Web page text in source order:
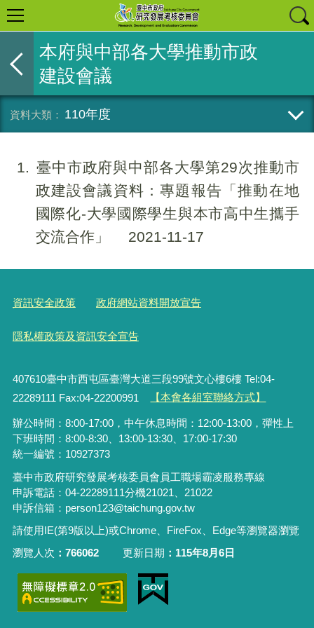
本府與中部各大學推動市政
建設會議
110年度
1
臺中市政府與中部各大學第29次推動市
政建設會議資料：專題報告「推動在地
國際化-大學國際學生與本市高中生攜手
交流合作」
2021-11-17
資訊安全政策 政府網站資料開放宣告
隱私權政策及資訊安全宣告
407610臺中市西屯區臺灣大道三段99號文心樓6樓 Tel:04-
22289111 Fax:04-22200991
【本會各組室聯絡方式】
辦公時間：8:00-17:00，中午休息時間：12:00-13:00，彈性上
下班時間：8:00-8:30、13:00-13:30、17:00-17:30
統一編號：10927373
臺中市政府研究發展考核委員會員工職場霸凌服務專線
申訴電話：04-22289111分機21021、21022
申訴信箱：person123@taichung.gov.tw
請使用IE(第9版以上)或Chrome、FireFox、Edge等瀏覽器瀏覽
瀏覽人次
766062 更新日期 115年8月6日